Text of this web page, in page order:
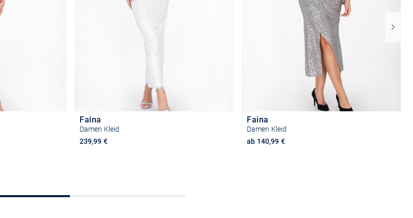
Faina
Damen Kleid
239,99 €
Faina
Damen Kleid
ab 140,99 €